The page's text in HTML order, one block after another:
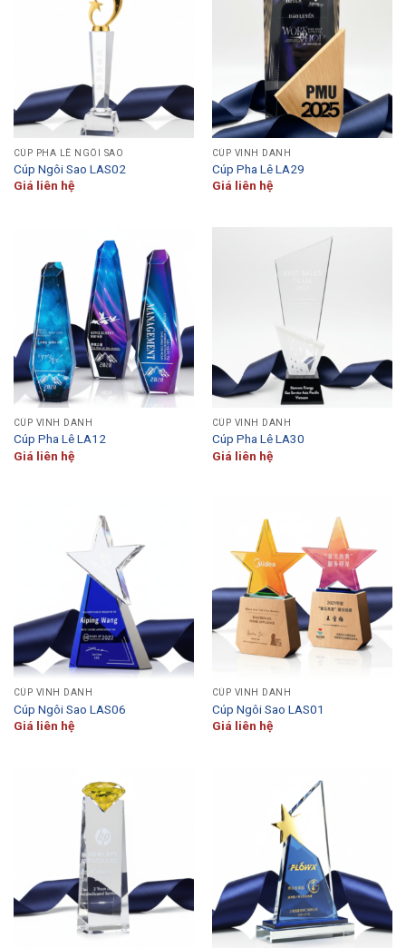
CÚP PHA LÊ NGÔI SAO
Cúp Ngôi Sao LAS02
Giá liên hệ
CÚP VINH DANH
Cúp Pha Lê LA29
Giá liên hệ
CÚP VINH DANH
Cúp Pha Lê LA12
Giá liên hệ
CÚP VINH DANH
Cúp Pha Lê LA30
Giá liên hệ
CÚP VINH DANH
Cúp Ngôi Sao LAS06
Giá liên hệ
CÚP VINH DANH
Cúp Ngôi Sao LAS01
Giá liên hệ